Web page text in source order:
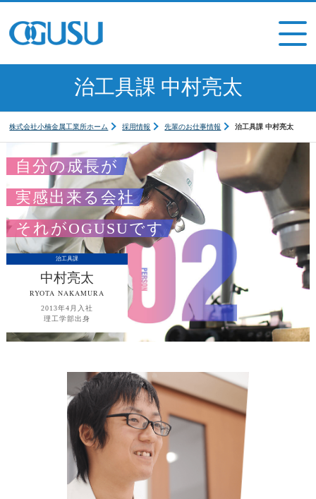
治工具課 中村亮太
株式会社小楠金属工業所ホーム 採用情報 先輩のお仕事情報 治工具課 中村亮太
自分の成長が
実感出来る会社
それがOGUSUです
治工具課
中村亮太
RYOTA NAKAMURA
2013年4月入社
理工学部出身